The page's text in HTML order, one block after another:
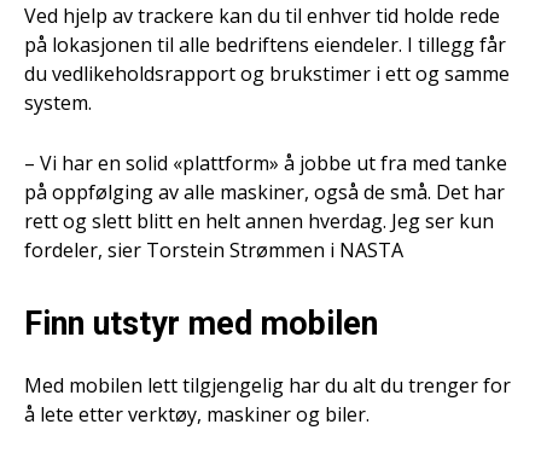
Ved hjelp av trackere kan du til enhver tid holde rede
på lokasjonen til alle bedriftens eiendeler. I tillegg får
du vedlikeholdsrapport og brukstimer i ett og samme
system.
– Vi har en solid «plattform» å jobbe ut fra med tanke
på oppfølging av alle maskiner, også de små. Det har
rett og slett blitt en helt annen hverdag. Jeg ser kun
fordeler, sier Torstein Strømmen i NASTA
Finn utstyr med mobilen
Med mobilen lett tilgjengelig har du alt du trenger for
å lete etter verktøy, maskiner og biler.